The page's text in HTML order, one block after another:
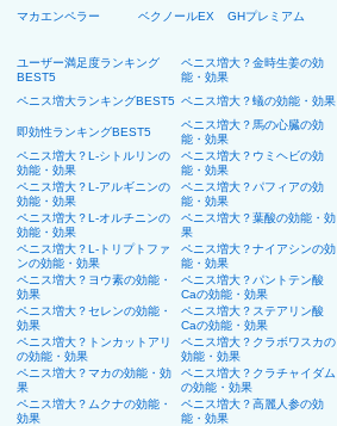
マカエンペラー ベクノールEX GHプレミアム
ユーザー満足度ランキング
BEST5
ペニス増大？金時生姜の効
能・効果
ペニス増大ランキングBEST5 ペニス増大？蟻の効能・効果
即効性ランキングBEST5
ペニス増大？馬の心臓の効
能・効果
ペニス増大？L-シトルリンの
効能・効果
ペニス増大？ウミヘビの効
能・効果
ペニス増大？L-アルギニンの
効能・効果
ペニス増大？パフィアの効
能・効果
ペニス増大？L-オルチニンの
効能・効果
ペニス増大？葉酸の効能・効
果
ペニス増大？L-トリプトファ
ンの効能・効果
ペニス増大？ナイアシンの効
能・効果
ペニス増大？ヨウ素の効能・
効果
ペニス増大？パントテン酸
Caの効能・効果
ペニス増大？セレンの効能・
効果
ペニス増大？ステアリン酸
Caの効能・効果
ペニス増大？トンカットアリ
の効能・効果
ペニス増大？クラボワスカの
効能・効果
ペニス増大？マカの効能・効
果
ペニス増大？クラチャイダム
の効能・効果
ペニス増大？ムクナの効能・
効果
ペニス増大？高麗人参の効
能・効果